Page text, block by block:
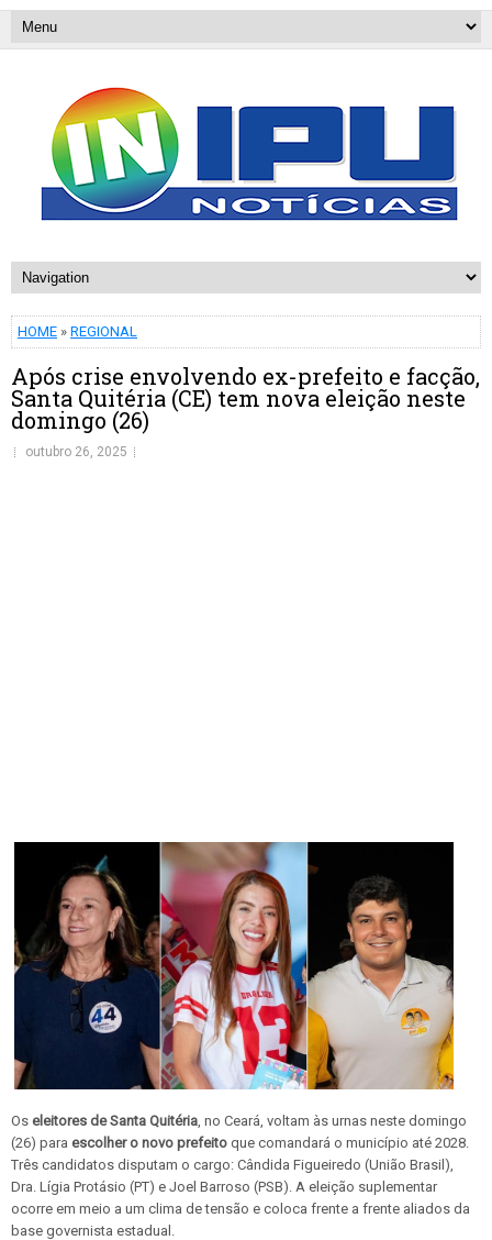
HOME » REGIONAL
Após crise envolvendo ex-prefeito e facção,
Santa Quitéria (CE) tem nova eleição neste
domingo (26)
outubro 26, 2025
Os eleitores de Santa Quitéria , no Ceará, voltam às urnas neste domingo
(26) para escolher o novo prefeito que comandará o município até 2028.
Três candidatos disputam o cargo: Cândida Figueiredo (União Brasil),
Dra. Lígia Protásio (PT) e Joel Barroso (PSB). A eleição suplementar
ocorre em meio a um clima de tensão e coloca frente a frente aliados da
base governista estadual.